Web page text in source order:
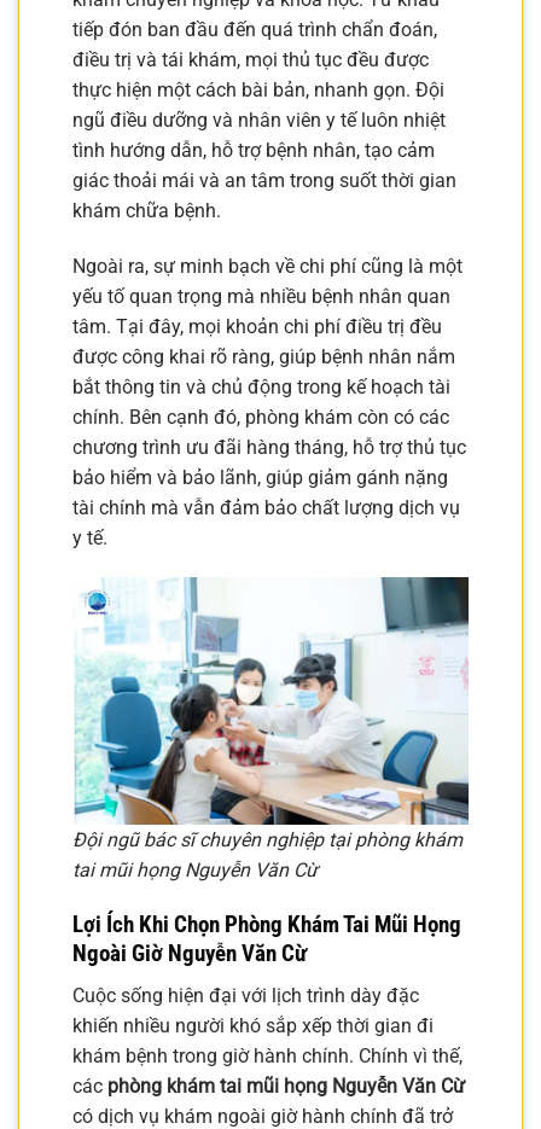
tiếp đón ban đầu đến quá trình chẩn đoán,
điều trị và tái khám, mọi thủ tục đều được
thực hiện một cách bài bản, nhanh gọn. Đội
ngũ điều dưỡng và nhân viên y tế luôn nhiệt
tình hướng dẫn, hỗ trợ bệnh nhân, tạo cảm
giác thoải mái và an tâm trong suốt thời gian
khám chữa bệnh.
Ngoài ra, sự minh bạch về chi phí cũng là một
yếu tố quan trọng mà nhiều bệnh nhân quan
tâm. Tại đây, mọi khoản chi phí điều trị đều
được công khai rõ ràng, giúp bệnh nhân nắm
bắt thông tin và chủ động trong kế hoạch tài
chính. Bên cạnh đó, phòng khám còn có các
chương trình ưu đãi hàng tháng, hỗ trợ thủ tục
bảo hiểm và bảo lãnh, giúp giảm gánh nặng
tài chính mà vẫn đảm bảo chất lượng dịch vụ
y tế.
Đội ngũ bác sĩ chuyên nghiệp tại phòng khám
tai mũi họng Nguyễn Văn Cừ
Lợi Ích Khi Chọn Phòng Khám Tai Mũi Họng
Ngoài Giờ Nguyễn Văn Cừ
Cuộc sống hiện đại với lịch trình dày đặc
khiến nhiều người khó sắp xếp thời gian đi
khám bệnh trong giờ hành chính. Chính vì thế,
các phòng khám tai mũi họng Nguyễn Văn Cừ
có dịch vụ khám ngoài giờ hành chính đã trở